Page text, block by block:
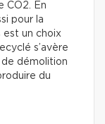
CO2. En
pour la
est un choix
s’avère
démolition
du